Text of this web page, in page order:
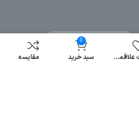
لیست علاقمندی
0
سبد خرید مقایسه